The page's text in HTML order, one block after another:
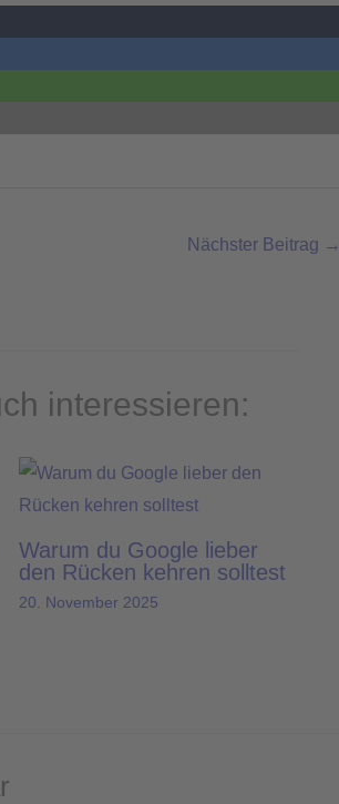
Nächster Beitrag →
interessieren:
Warum du Google lieber
den Rücken kehren solltest
20. November 2025